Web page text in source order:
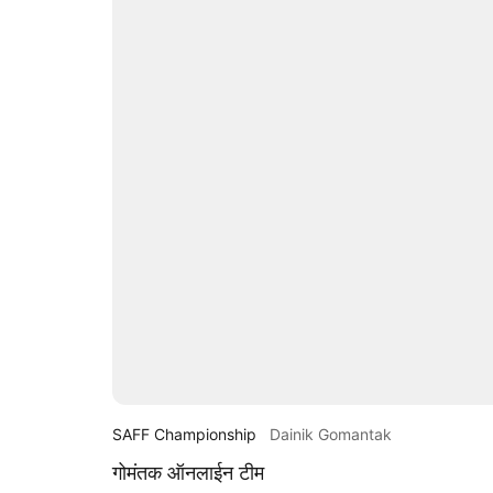
SAFF Championship Dainik Gomantak
गोमंतक ऑनलाईन टीम